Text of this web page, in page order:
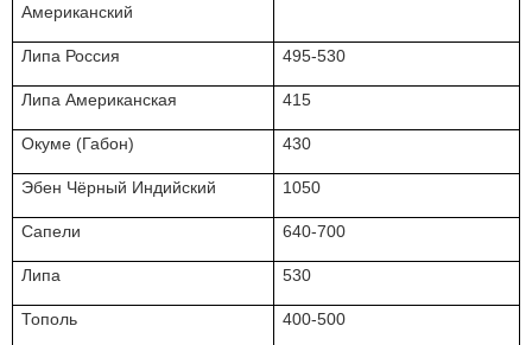
Американский
Липа Россия 495-530
Липа Американская 415
Окуме (Габон) 430
Эбен Чёрный Индийский 1050
Сапели 640-700
Липа 530
Тополь 400-500